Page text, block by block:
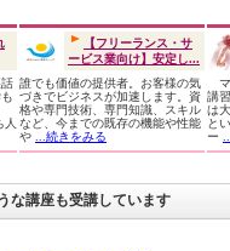
【フリーランス・サ
ービス業向け】安定し...
誰でも価値の提供者。お客様の気
づきでビジネスが加速します。資
格や専門技術、専門知識、スキル
など、今までの既存の機能や性能
や
...続きをみる
マ
講
は
と
ー
な講座も受講しています